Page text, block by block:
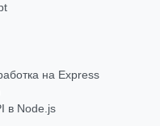
на Express
в Node.js